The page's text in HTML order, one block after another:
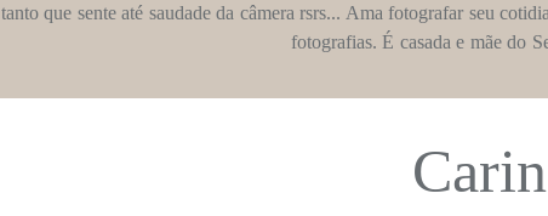
tanto que sente até saudade da câmera rsrs... Ama fotografar seu
fotografias. É casada e mãe do